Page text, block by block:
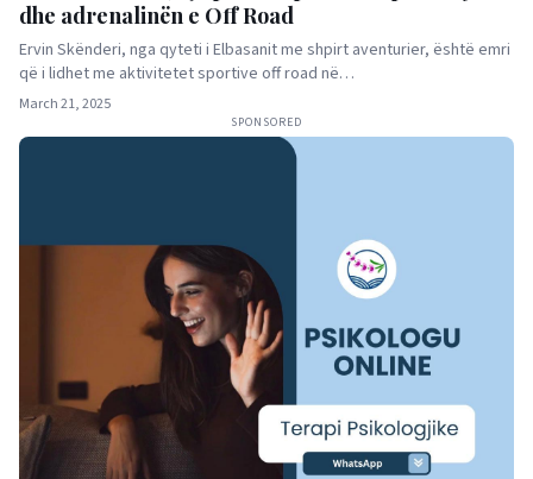
dhe adrenalinën e Off Road
Ervin Skënderi, nga qyteti i Elbasanit me shpirt aventurier, është emri
që i lidhet me aktivitetet sportive off road në…
March 21, 2025
SPONSORED